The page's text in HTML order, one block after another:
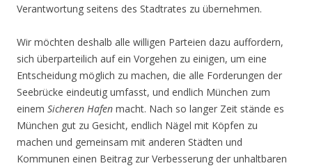
Verantwortung seitens des Stadtrates zu übernehmen.
Wir möchten deshalb alle willigen Parteien dazu auffordern,
sich überparteilich auf ein Vorgehen zu einigen, um eine
Entscheidung möglich zu machen, die alle Forderungen der
Seebrücke eindeutig umfasst, und endlich München zum
einem Sicheren Hafen macht. Nach so langer Zeit stände es
München gut zu Gesicht, endlich Nägel mit Köpfen zu
machen und gemeinsam mit anderen Städten und
Kommunen einen Beitrag zur Verbesserung der unhaltbaren